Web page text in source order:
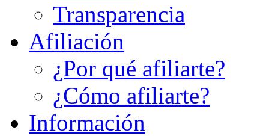
Transparencia
Afiliación
¿Por qué afiliarte?
¿Cómo afiliarte?
Información